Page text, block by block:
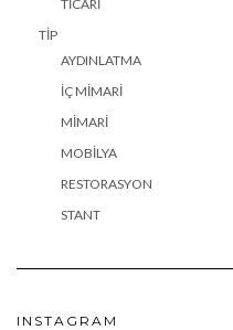
TICARI
TIP
AYDINLATMA
İÇ MIMARI
MIMARI
MOBILYA
RESTORASYON
STANT
INSTAGRAM